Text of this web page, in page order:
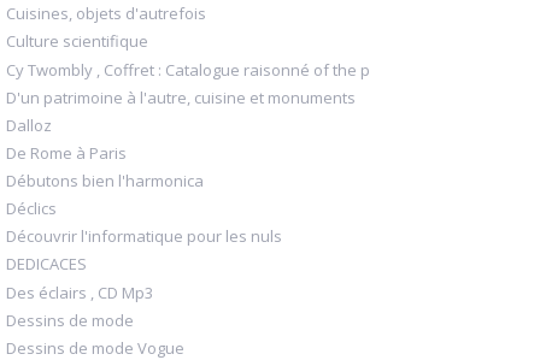
Cuisines, objets d'autrefois
Culture scientifique
Cy Twombly , Coffret : Catalogue raisonné of the p
D'un patrimoine à l'autre, cuisine et monuments
Dalloz
De Rome à Paris
Débutons bien l'harmonica
Déclics
Découvrir l'informatique pour les nuls
DEDICACES
Des éclairs , CD Mp3
Dessins de mode
Dessins de mode Vogue